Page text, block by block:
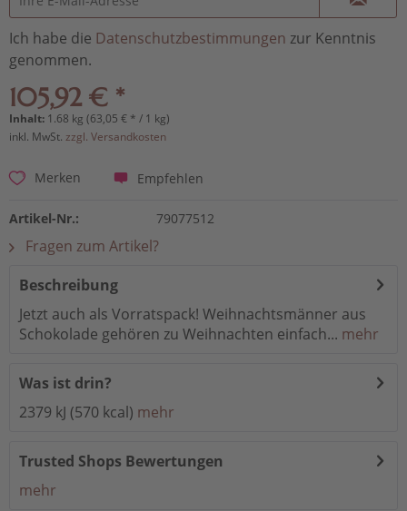
Ich habe die Datenschutzbestimmungen zur Kenntnis
genommen.
105,92 € *
Inhalt: 1.68 kg (63,05 € * / 1 kg)
inkl. MwSt. zzgl. Versandkosten
Merken Empfehlen
Artikel-Nr.: 79077512
Fragen zum Artikel?
Beschreibung
Jetzt auch als Vorratspack! Weihnachtsmänner aus
Schokolade gehören zu Weihnachten einfach... mehr
Was ist drin?
2379 kJ (570 kcal) mehr
Trusted Shops Bewertungen
mehr